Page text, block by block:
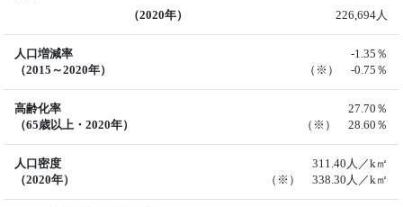
（2020年） 226,694人
人口増減率
（2015～2020年）
-1.35％
（※） -0.75％
高齢化率
（65歳以上・2020年）
27.70％
（※） 28.60％
人口密度
（2020年）
311.40人／k㎡
（※） 338.30人／k㎡